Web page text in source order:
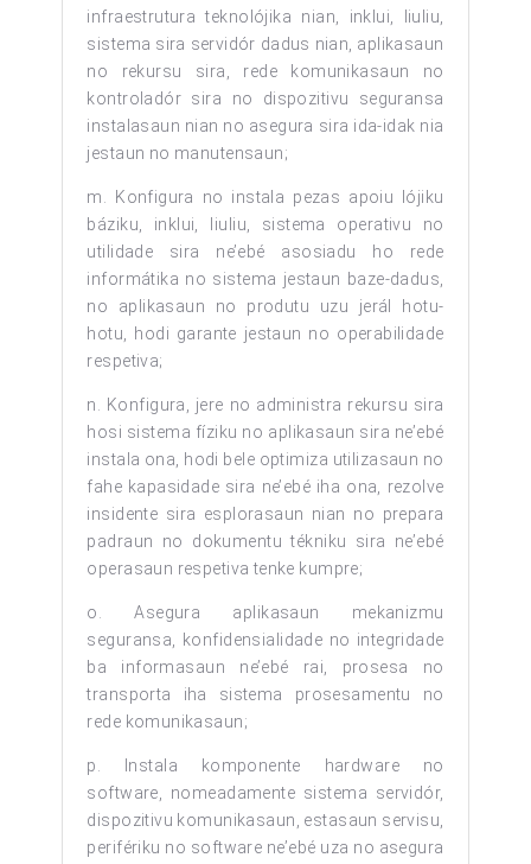
infraestrutura teknolójika nian, inklui, liuliu,
sistema sira servidór dadus nian, aplikasaun
no rekursu sira, rede komunikasaun no
kontroladór sira no dispozitivu seguransa
instalasaun nian no asegura sira ida-idak nia
jestaun no manutensaun;
m. Konfigura no instala pezas apoiu lójiku
báziku, inklui, liuliu, sistema operativu no
utilidade sira ne’ebé asosiadu ho rede
informátika no sistema jestaun baze-dadus,
no aplikasaun no produtu uzu jerál hotu-
hotu, hodi garante jestaun no operabilidade
respetiva;
n. Konfigura, jere no administra rekursu sira
hosi sistema fíziku no aplikasaun sira ne’ebé
instala ona, hodi bele optimiza utilizasaun no
fahe kapasidade sira ne’ebé iha ona, rezolve
insidente sira esplorasaun nian no prepara
padraun no dokumentu tékniku sira ne’ebé
operasaun respetiva tenke kumpre;
o. Asegura aplikasaun mekanizmu
seguransa, konfidensialidade no integridade
ba informasaun ne’ebé rai, prosesa no
transporta iha sistema prosesamentu no
rede komunikasaun;
p. Instala komponente hardware no
software, nomeadamente sistema servidór,
dispozitivu komunikasaun, estasaun servisu,
perifériku no software ne’ebé uza no asegura